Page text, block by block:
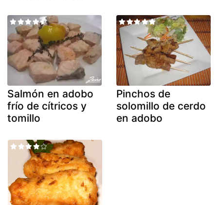
Salmón en adobo
frío de cítricos y
tomillo
Pinchos de
solomillo de cerdo
en adobo